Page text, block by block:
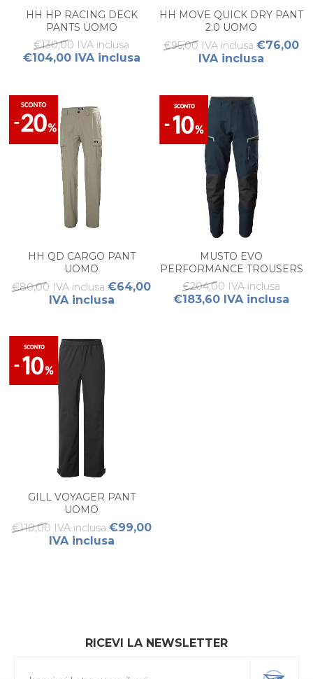
HH HP RACING DECK
PANTS UOMO
€130,00 IVA inclusa
€104,00 IVA inclusa
HH MOVE QUICK DRY PANT
2.0 UOMO
€95,00 IVA inclusa €76,00
IVA inclusa
HH QD CARGO PANT
UOMO
€80,00 IVA inclusa €64,00
IVA inclusa
MUSTO EVO
PERFORMANCE TROUSERS
UOMO
€204,00 IVA inclusa
€183,60 IVA inclusa
GILL VOYAGER PANT
UOMO
€110,00 IVA inclusa €99,00
IVA inclusa
RICEVI LA NEWSLETTER